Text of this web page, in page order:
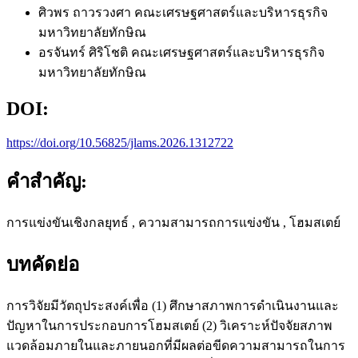
ศิวพร ถาวรวงศา คณะเศรษฐศาสตร์และบริหารธุรกิจ
มหาวิทยาลัยทักษิณ
อรจันทร์ ศิริโชติ คณะเศรษฐศาสตร์และบริหารธุรกิจ
มหาวิทยาลัยทักษิณ
DOI:
https://doi.org/10.56825/jlams.2026.1312722
คำสำคัญ:
การแข่งขันเชิงกลยุทธ์ , ความสามารถการแข่งขัน , โฮมสเตย์
บทคัดย่อ
การวิจัยมีวัตถุประสงค์เพื่อ (1) ศึกษาสภาพการดำเนินงานและ
ปัญหาในการประกอบการโฮมสเตย์ (2) วิเคราะห์ปัจจัยสภาพ
แวดล้อมภายในและภายนอกที่มีผลต่อขีดความสามารถในการ